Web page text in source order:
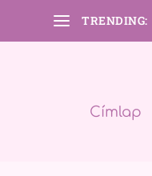
TRENDING:
Címlap